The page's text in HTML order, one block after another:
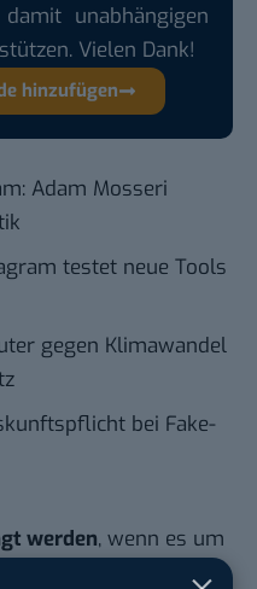
unabhängigen
Vielen Dank!
hinzufügen
Adam Mosseri
testet neue Tools
gegen Klimawandel
bei Fake-
werden, wenn es um
von Morgen